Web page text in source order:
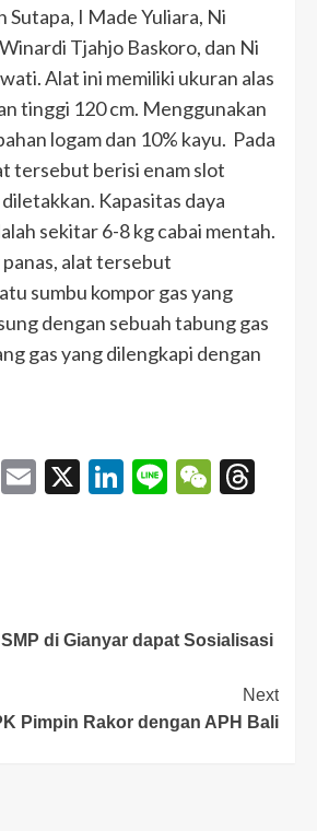
Sutapa, I Made Yuliara, Ni
Tjahjo Baskoro, dan Ni
Alat ini memiliki ukuran alas
tinggi 120 cm. Menggunakan
logam dan 10% kayu. Pada
tersebut berisi enam slot
Kapasitas daya
sekitar 6-8 kg cabai mentah.
alat tersebut
sumbu kompor gas yang
dengan sebuah tabung gas
gas yang dilengkapi dengan
WhatsApp
Email
X LinkedIn
Line
di Gianyar dapat Sosialisasi
Next
Pimpin Rakor dengan APH Bali